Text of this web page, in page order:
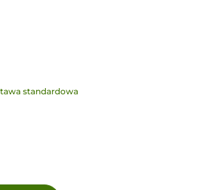
standardowa